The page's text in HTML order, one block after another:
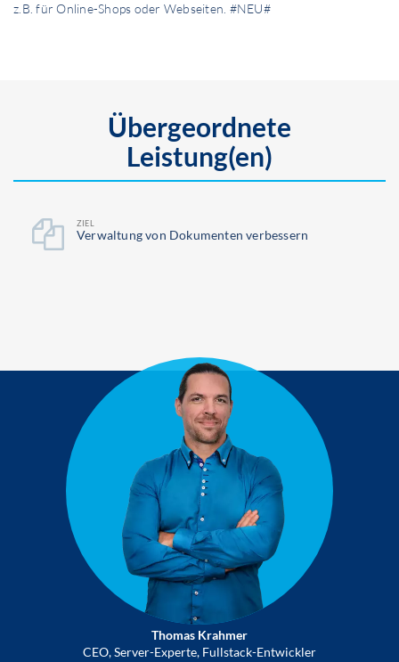
z.B. für Online-Shops oder Webseiten. #NEU#
Übergeordnete
Leistung(en)
ZIEL
Ver­waltung von Dokumenten verbessern
Thomas Krahmer
CEO, Server-Experte, Fullstack-Entwickler